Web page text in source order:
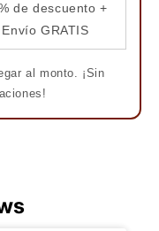
de descuento +
Envío GRATIS
al monto. ¡Sin